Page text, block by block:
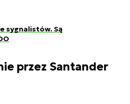
sygnalistów. Są
przez Santander